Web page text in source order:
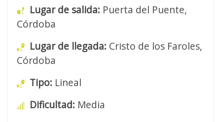
Lugar de salida: Puerta del Puente,
Córdoba
Lugar de llegada: Cristo de los Faroles,
Córdoba
Tipo: Lineal
Dificultad: Media